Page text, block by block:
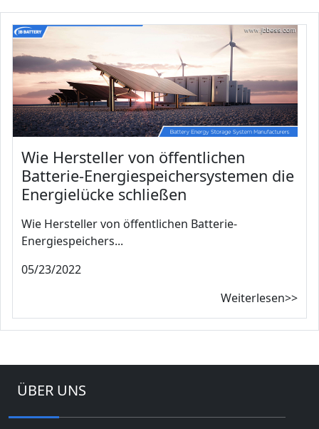
Wie Hersteller von öffentlichen
Batterie-Energiespeichersystemen die
Energielücke schließen
Wie Hersteller von öffentlichen Batterie-
Energiespeichers...
05/23/2022
Weiterlesen>>
ÜBER UNS